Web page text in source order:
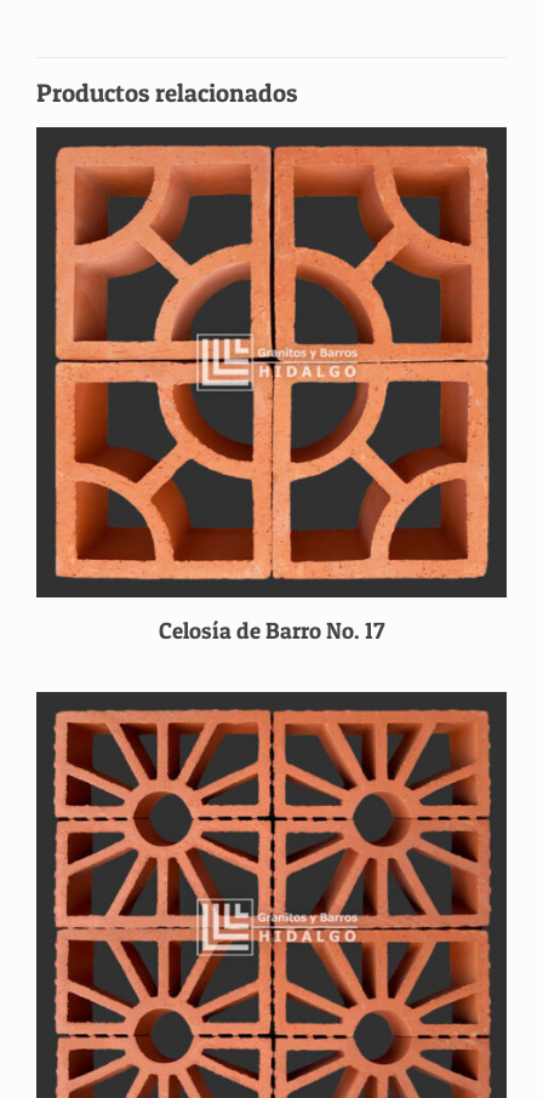
Productos relacionados
Celosía de Barro No. 17